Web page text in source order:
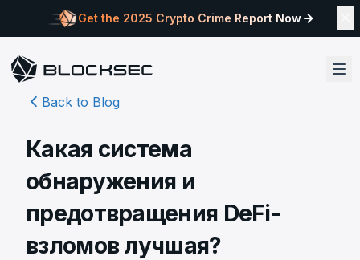
Get the 2025 Crypto Crime Report Now
Back to Blog
Какая система
обнаружения и
предотвращения DeFi-
взломов лучшая?